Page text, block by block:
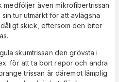
medföljer även mikrofibertrissan
tur utmärkt för att avlägsna
skick, eftersom den biter
skumtrissan den grövsta i
för att ta bort repor och andra
trissan är däremot lämplig